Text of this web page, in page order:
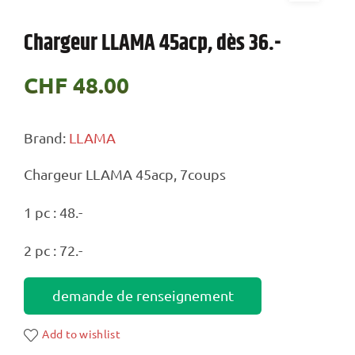
Chargeur LLAMA 45acp, dès 36.-
CHF 48.00
Brand: LLAMA
Chargeur LLAMA 45acp, 7coups
1 pc : 48.-
2 pc : 72.-
demande de renseignement
Add to wishlist